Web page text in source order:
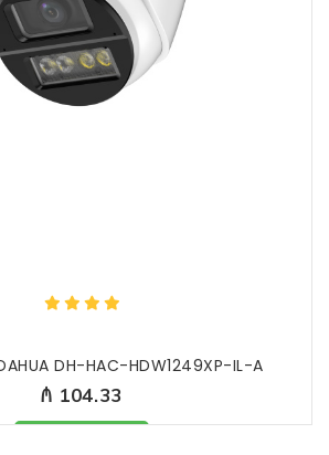
DH-HAC-HDW1249XP-IL-A
₼ 104.33
Məhsul mövcüddur